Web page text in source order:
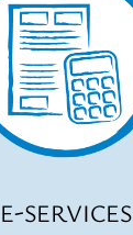
E-SERVICES